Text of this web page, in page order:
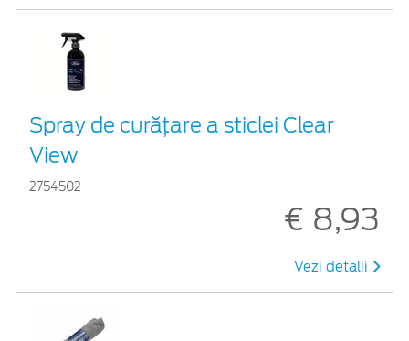
Spray de curățare a sticlei Clear
View
2754502
€ 8,93
Vezi detalii